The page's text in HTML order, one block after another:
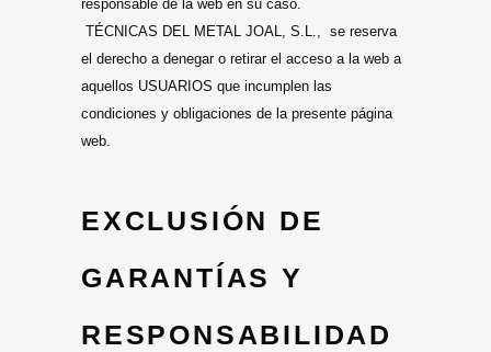
responsable de la web en su caso.
TÉCNICAS DEL METAL JOAL, S.L., se reserva
el derecho a denegar o retirar el acceso a la web a
aquellos USUARIOS que incumplen las
condiciones y obligaciones de la presente página
web.
EXCLUSIÓN DE
GARANTÍAS Y
RESPONSABILIDAD